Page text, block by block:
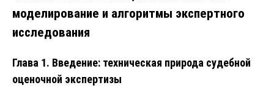
моделирование и алгоритмы экспертного
исследования
Глава 1. Введение: техническая природа судебной
оценочной экспертизы